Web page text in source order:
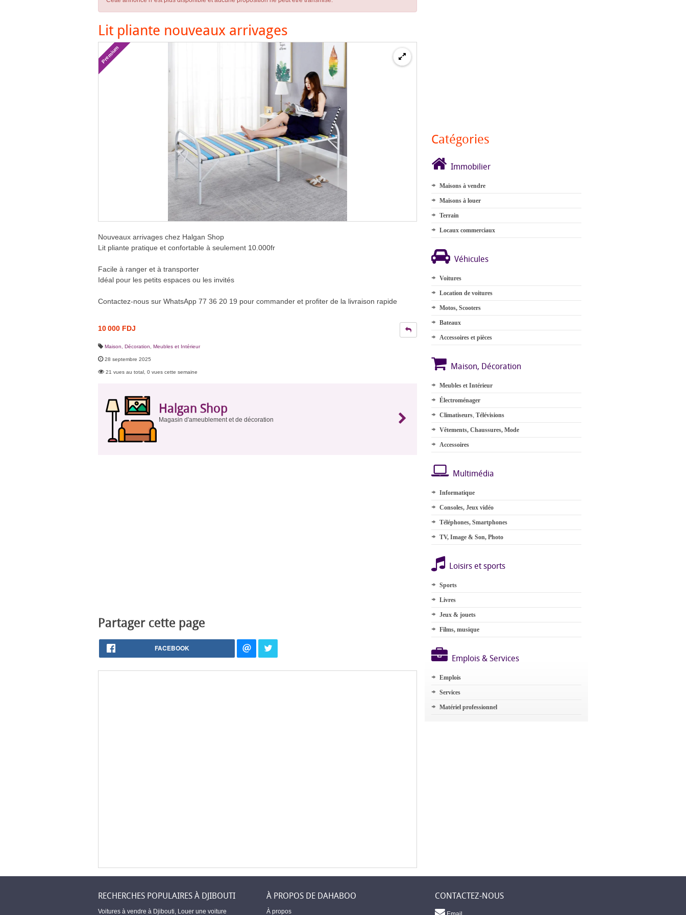
Lit pliante nouveaux arrivages
Premium
Nouveaux arrivages chez Halgan Shop
Lit pliante pratique et confortable à seulement 10.000fr
Facile à ranger et à transporter
Idéal pour les petits espaces ou les invités
Contactez-nous sur WhatsApp 77 36 20 19 pour commander et profiter de la livraison rapide
10 000 FDJ
Maison, Décoration Meubles et Intérieur
28 septembre 2025
21 vues au total, 0 vues cette semaine
Halgan Shop
Magasin d'ameublement et de décoration
Partager cette page
FACEBOOK
Catégories
Immobilier
Maisons à vendre
Maisons à louer
Terrain
Locaux commerciaux
Véhicules
Voitures
Location de voitures
Motos, Scooters
Bateaux
Accessoires et pièces
Maison, Décoration
Meubles et Intérieur
Électroménager
Climatiseurs, Télévisions
Vêtements, Chaussures, Mode
Accessoires
Multimédia
Informatique
Consoles, Jeux vidéo
Téléphones, Smartphones
TV, Image & Son, Photo
Loisirs et sports
Sports
Livres
Jeux & jouets
Films, musique
Emplois & Services
Emplois
Services
Matériel professionnel
RECHERCHES POPULAIRES À DJIBOUTI
Voitures à vendre à Djibouti Louer une voiture
À PROPOS DE DAHABOO
À propos
CONTACTEZ-NOUS